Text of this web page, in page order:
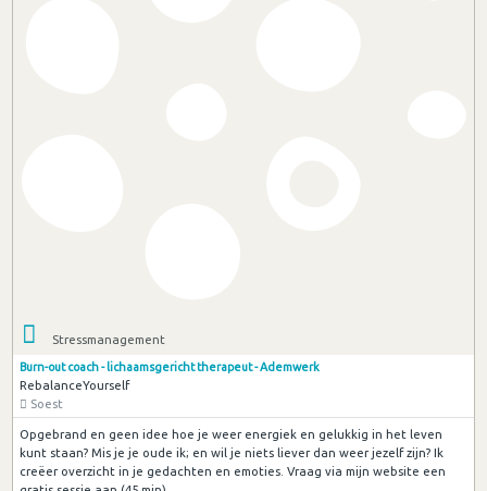
Stressmanagement
Burn-out coach - lichaamsgericht therapeut - Ademwerk
RebalanceYourself
Soest
Opgebrand en geen idee hoe je weer energiek en gelukkig in het leven
kunt staan? Mis je je oude ik; en wil je niets liever dan weer jezelf zijn? Ik
creëer overzicht in je gedachten en emoties. Vraag via mijn website een